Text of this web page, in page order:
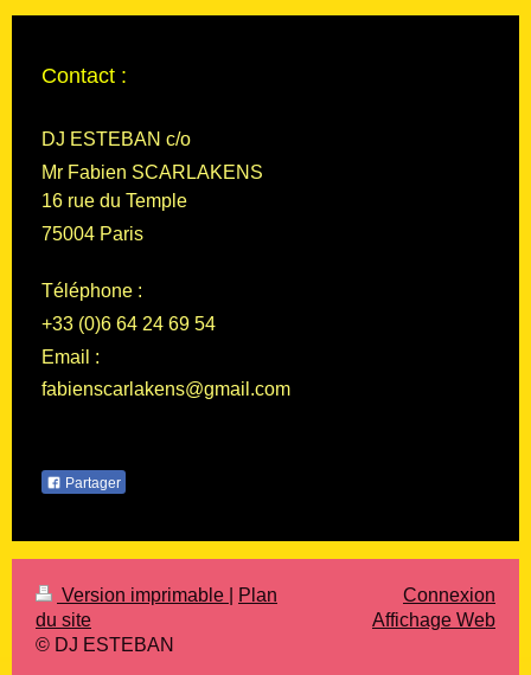
Contact :
DJ ESTEBAN c/o
Mr Fabien SCARLAKENS
16 rue du Temple
75004 Paris
Téléphone :
+33 (0)6 64 24 69 54
Email :
fabienscarlakens@gmail.com
Partager
Version imprimable
Plan
du site
© DJ ESTEBAN
Connexion
Affichage Web